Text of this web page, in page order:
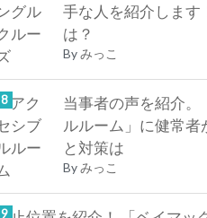
手な人を紹介します
は？
Byみっこ
当事者の声を紹介。
ルルーム」に健常者
と対策は
Byみっこ